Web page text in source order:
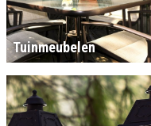
Tuinmeubelen